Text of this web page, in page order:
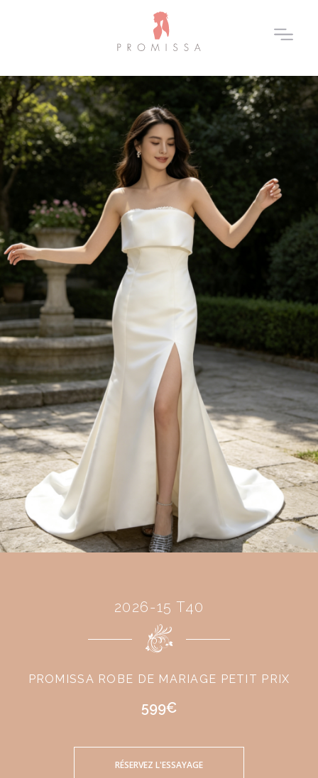
2026-15 T40
PROMISSA ROBE DE MARIAGE PETIT PRIX
599€
RÉSERVEZ L'ESSAYAGE